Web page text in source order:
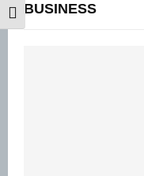
SCHRIFT VERGRÖSSERN
BUSINESS